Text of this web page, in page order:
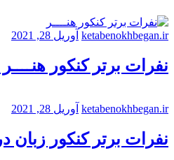
ketabenokhbegan.ir آوریل 28, 2021
نفرات برتر کنکور
ketabenokhbegan.ir آوریل 28, 2021
نفرات برتر کنکور زبان